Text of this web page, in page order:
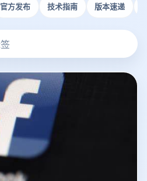
官方发布 技术指南 版本速递